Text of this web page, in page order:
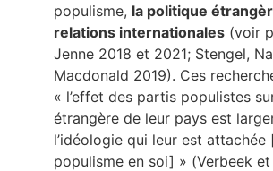
populisme, la politique
relations internationales (voir
Jenne 2018 et 2021; Stengel,
Macdonald 2019). Ces
« l’effet des partis populistes
étrangère de leur pays est
l’idéologie qui leur est attachée
populisme en soi] » (Verbeek